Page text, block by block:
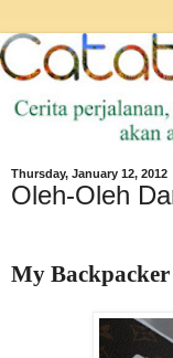
Thursday, January 12, 2012
Oleh-Oleh
My